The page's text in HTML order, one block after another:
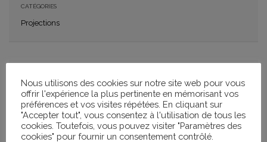
CATÉGORIES
Projections
PASSEURS D’IMAGES
François Roussillon / France / 2012 / 2h07
Nous utilisons des cookies sur notre site web pour vous
offrir l'expérience la plus pertinente en mémorisant vos
préférences et vos visites répétées. En cliquant sur
"Accepter tout", vous consentez à l'utilisation de tous les
cookies. Toutefois, vous pouvez visiter "Paramètres des
cookies" pour fournir un consentement contrôlé.